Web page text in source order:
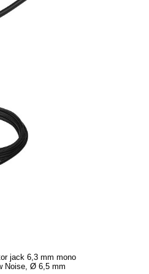
jack 6,3 mm mono
Noise, Ø 6,5 mm